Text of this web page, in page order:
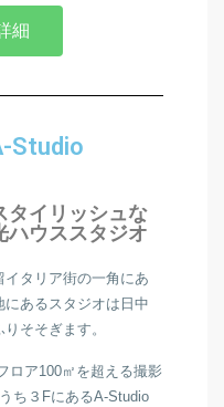
細
Studio
タイリッシュな
ハウススタジオ
タリア街の一角にあ
あるスタジオは日中
そそぎます。
ロア100㎡を超える撮影
ち３FにあるA-Studio